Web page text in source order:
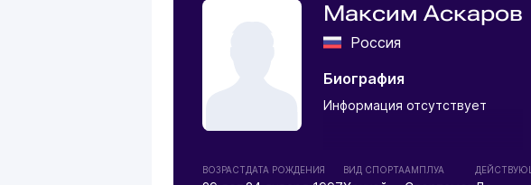
Максим Аскаров
Россия
Биография
Информация отсутствует
ВОЗРАСТДАТА РОЖДЕНИЯ ВИД СПОРТААМПЛУА